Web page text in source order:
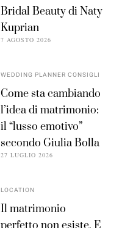
Bridal Beauty di Naty
Kuprian
7 AGOSTO 2026
WEDDING PLANNER CONSIGLI
Come sta cambiando
l’idea di matrimonio:
il “lusso emotivo”
secondo Giulia Bolla
27 LUGLIO 2026
LOCATION
Il matrimonio